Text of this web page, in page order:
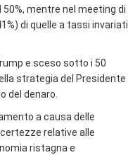
mentre nel meeting di
di quelle a tassi invariati
e sceso sotto i 50
strategia del Presidente
del denaro.
a causa delle
relative alle
ristagna e